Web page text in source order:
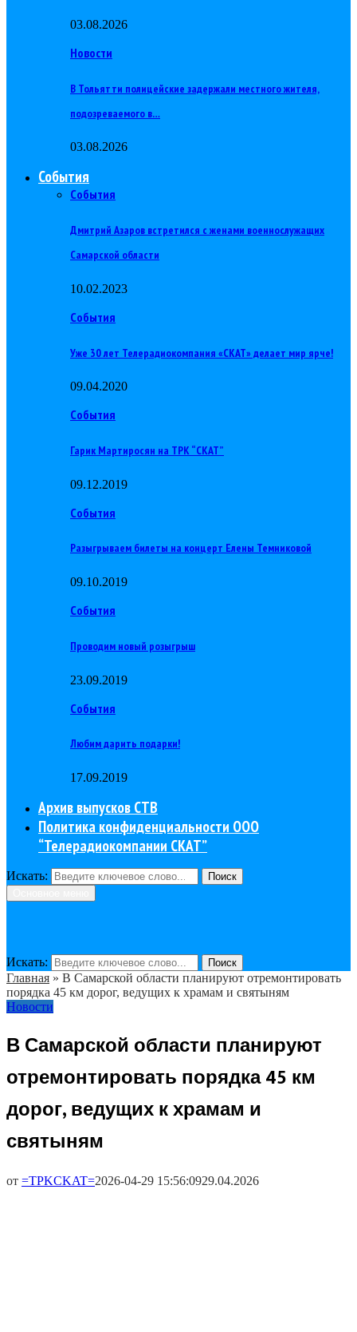
03.08.2026
Новости
В Тольятти полицейские задержали местного жителя,
подозреваемого в…
03.08.2026
События
События
Дмитрий Азаров встретился с женами военнослужащих
Самарской области
10.02.2023
События
Уже 30 лет Телерадиокомпания «СКАТ» делает мир ярче!
09.04.2020
События
Гарик Мартиросян на ТРК “СКАТ”
09.12.2019
События
Разыгрываем билеты на концерт Елены Темниковой
09.10.2019
События
Проводим новый розыгрыш
23.09.2019
События
Любим дарить подарки!
17.09.2019
Архив выпусков СТВ
Политика конфиденциальности ООО
“Телерадиокомпании СКАТ”
Искать:
Поиск
Искать: Поиск
Главная » В Самарской области планируют отремонтировать
порядка 45 км дорог, ведущих к храмам и святыням
Новости
В Самарской области планируют
отремонтировать порядка 45 км
дорог, ведущих к храмам и
святыням
от =TPKCKAT=2026-04-29 15:56:0929.04.2026